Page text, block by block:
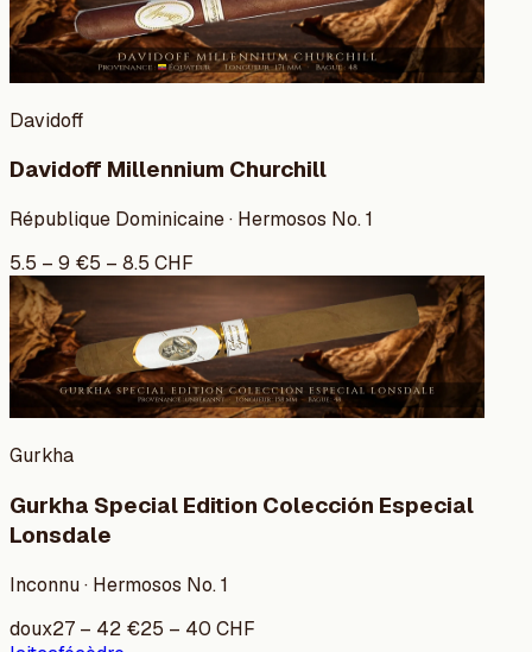
Davidoff
Davidoff Millennium Churchill
République Dominicaine · Hermosos No. 1
5.5 – 9 €5 – 8.5 CHF
Gurkha
Gurkha Special Edition Colección Especial
Lonsdale
Inconnu · Hermosos No. 1
doux27 – 42 €25 – 40 CHF